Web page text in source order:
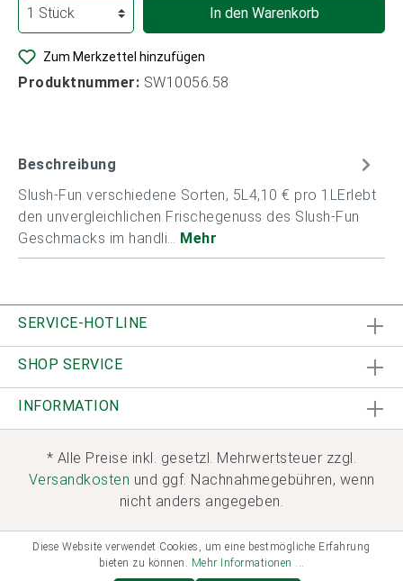
In den Warenkorb
Zum Merkzettel hinzufügen
Produktnummer: SW10056.58
Beschreibung
Slush-Fun verschiedene Sorten, 5L4,10 € pro 1LErlebt
den unvergleichlichen Frischegenuss des Slush-Fun
Geschmacks im handli… Mehr
SERVICE-HOTLINE
SHOP SERVICE
INFORMATION
* Alle Preise inkl. gesetzl. Mehrwertsteuer zzgl.
Versandkosten und ggf. Nachnahmegebühren, wenn
nicht anders angegeben.
Diese Website verwendet Cookies, um eine bestmögliche Erfahrung
bieten zu können. Mehr Informationen ...